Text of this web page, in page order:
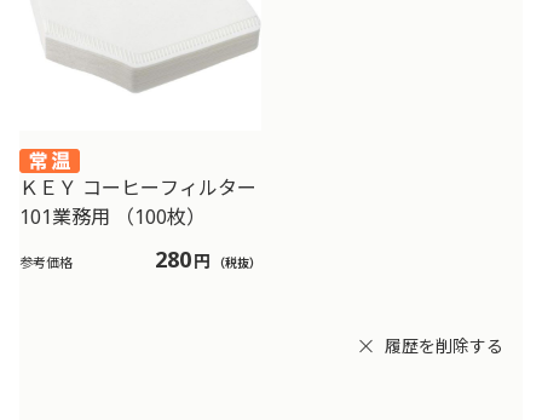
ＫＥＹ コーヒーフィルター
101業務用 （100枚）
参考価格 280円 （税抜）
履歴を削除する